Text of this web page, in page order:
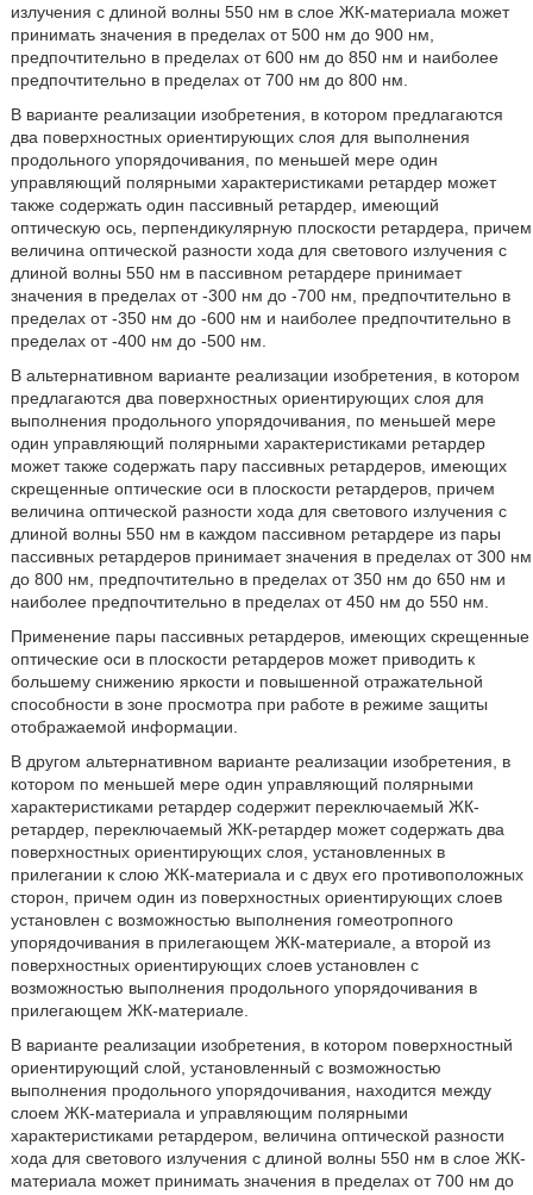
излучения с длиной волны 550 нм в слое ЖК-материала может
принимать значения в пределах от 500 нм до 900 нм,
предпочтительно в пределах от 600 нм до 850 нм и наиболее
предпочтительно в пределах от 700 нм до 800 нм.
В варианте реализации изобретения, в котором предлагаются
два поверхностных ориентирующих слоя для выполнения
продольного упорядочивания, по меньшей мере один
управляющий полярными характеристиками ретардер может
также содержать один пассивный ретардер, имеющий
оптическую ось, перпендикулярную плоскости ретардера, причем
величина оптической разности хода для светового излучения с
длиной волны 550 нм в пассивном ретардере принимает
значения в пределах от -300 нм до -700 нм, предпочтительно в
пределах от -350 нм до -600 нм и наиболее предпочтительно в
пределах от -400 нм до -500 нм.
В альтернативном варианте реализации изобретения, в котором
предлагаются два поверхностных ориентирующих слоя для
выполнения продольного упорядочивания, по меньшей мере
один управляющий полярными характеристиками ретардер
может также содержать пару пассивных ретардеров, имеющих
скрещенные оптические оси в плоскости ретардеров, причем
величина оптической разности хода для светового излучения с
длиной волны 550 нм в каждом пассивном ретардере из пары
пассивных ретардеров принимает значения в пределах от 300 нм
до 800 нм, предпочтительно в пределах от 350 нм до 650 нм и
наиболее предпочтительно в пределах от 450 нм до 550 нм.
Применение пары пассивных ретардеров, имеющих скрещенные
оптические оси в плоскости ретардеров может приводить к
большему снижению яркости и повышенной отражательной
способности в зоне просмотра при работе в режиме защиты
отображаемой информации.
В другом альтернативном варианте реализации изобретения, в
котором по меньшей мере один управляющий полярными
характеристиками ретардер содержит переключаемый ЖК-
ретардер, переключаемый ЖК-ретардер может содержать два
поверхностных ориентирующих слоя, установленных в
прилегании к слою ЖК-материала и с двух его противоположных
сторон, причем один из поверхностных ориентирующих слоев
установлен с возможностью выполнения гомеотропного
упорядочивания в прилегающем ЖК-материале, а второй из
поверхностных ориентирующих слоев установлен с
возможностью выполнения продольного упорядочивания в
прилегающем ЖК-материале.
В варианте реализации изобретения, в котором поверхностный
ориентирующий слой, установленный с возможностью
выполнения продольного упорядочивания, находится между
слоем ЖК-материала и управляющим полярными
характеристиками ретардером, величина оптической разности
хода для светового излучения с длиной волны 550 нм в слое ЖК-
материала может принимать значения в пределах от 700 нм до